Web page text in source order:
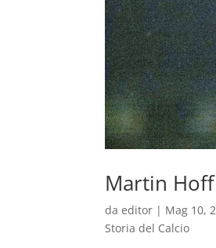
Martin
daeditor | Mag 10,
Storia del Calcio